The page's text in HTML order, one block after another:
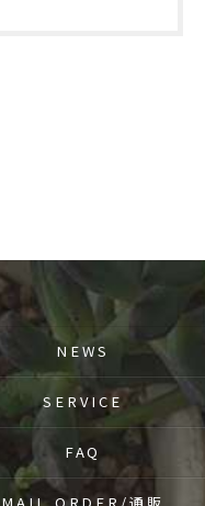
NEWS
SERVICE
FAQ